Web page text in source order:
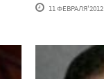
11 ФЕВРАЛЯ'2012